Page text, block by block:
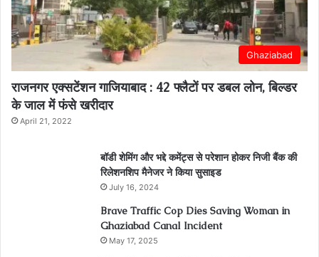
Ghaziabad
राजनगर एक्सटेंशन गाजियाबाद : 42 फ्लैटों पर डबल लोन, बिल्डर
के जाल में फंसे खरीदार
April 21, 2022
बॉडी शेमिंग और भद्दे कमेंट्स से परेशान होकर निजी बैंक की
रिलेशनशिप मैनेजर ने किया सुसाइड
July 16, 2024
Brave Traffic Cop Dies Saving Woman in
Ghaziabad Canal Incident
May 17, 2025